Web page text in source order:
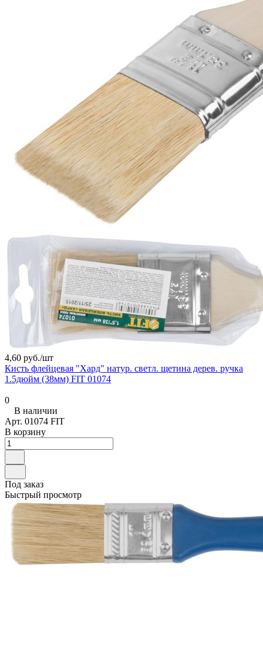
4,60 руб./шт
Кисть флейцевая "Хард" натур. светл. щетина дерев. ручка
1.5дюйм (38мм) FIT 01074
0
В наличии
Арт. 01074 FIT
В корзину
Под заказ
Быстрый просмотр